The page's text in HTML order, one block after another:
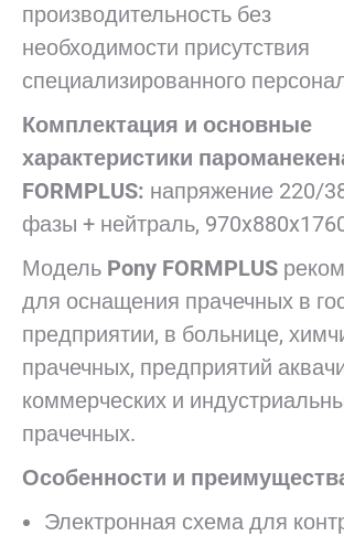
производительность без
необходимости присутствия
специализированного
Комплектация и основные
характеристики
FORMPLUS: напряжение 220/
фазы + нейтраль,
Модель Pony FORMPLUS
для оснащения прачечных в
предприятии, в больнице,
прачечных, предприятий
коммерческих и
прачечных.
Особенности и
Электронная схема для